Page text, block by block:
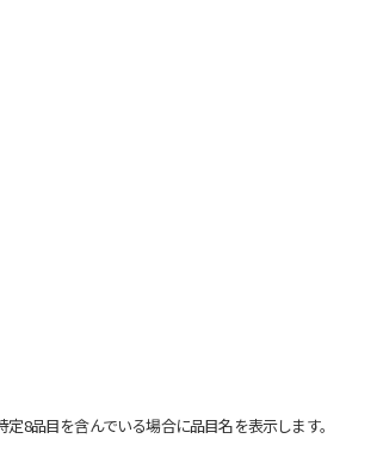
8品目を含んでいる場合に品目名を表示します。